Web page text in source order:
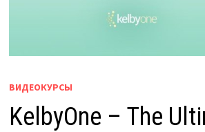
ВИДЕОКУРСЫ
KelbyOne – The